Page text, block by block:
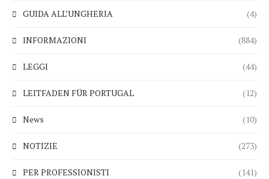
GUIDA ALL’UNGHERIA (4)
INFORMAZIONI (884)
LEGGI (44)
LEITFADEN FÜR PORTUGAL (12)
News (10)
NOTIZIE (273)
PER PROFESSIONISTI (141)